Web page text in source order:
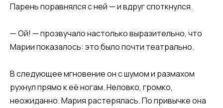
Парень поравнялся с ней — и вдруг споткнулся.
— Ой! — прозвучало настолько выразительно, что
Марии показалось: это было почти театрально.
В следующее мгновение он с шумом и размахом
рухнул прямо к её ногам. Неловко, громко,
неожиданно. Мария растерялась. По привычке она